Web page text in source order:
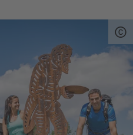
am historischen
(an der SAD 44 von
Mitterlangau)
geändert am 27.02.2026